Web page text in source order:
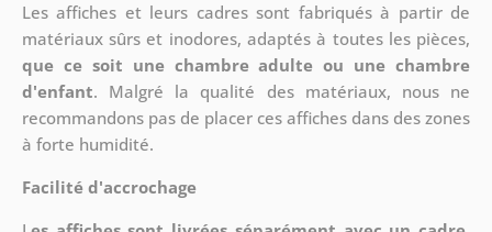
Les affiches et leurs cadres sont fabriqués à partir de
matériaux sûrs et inodores, adaptés à toutes les pièces,
que ce soit une chambre adulte ou une chambre
d'enfant. Malgré la qualité des matériaux, nous ne
recommandons pas de placer ces affiches dans des zones
à forte humidité.
Facilité d'accrochage